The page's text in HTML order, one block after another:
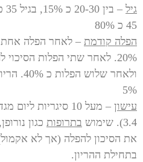
גיל
45 כ 80%
הפלה קודמת – לאחר הפלה אחת
ולאחר
5%
עישון
3.4).
שימוש בתרופות כגון
את הסיכון להפלה (אך לא
בתחילת ההריון.